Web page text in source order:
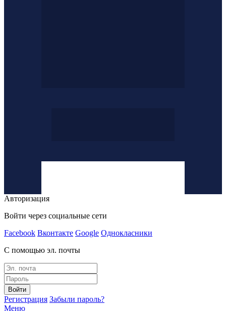
Авторизация
Войти через социальные сети
Facebook Вконтакте Google Однокласники
С помощью эл. почты
Войти
Регистрация Забыли пароль?
Меню